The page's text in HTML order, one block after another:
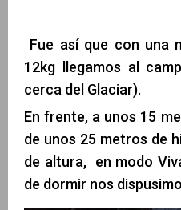
Fue así que con una
12kg llegamos al
cerca del Glaciar).
En frente, a unos 15
de unos 25 metros de
de altura, en modo
de dormir nos